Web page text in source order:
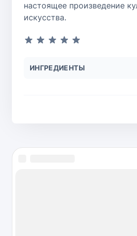
настоящее произведение
искусства.
ИНГРЕДИЕНТЫ